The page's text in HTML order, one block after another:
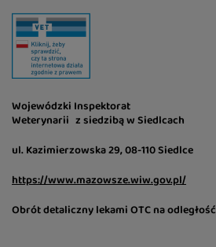
Wojewódzki Inspektorat
Weterynarii z siedzibą w Siedlcach
ul. Kazimierzowska 29, 08-110 Siedlce
https://www.mazowsze.wiw.gov.pl/
Obrót detaliczny lekami OTC na odległość